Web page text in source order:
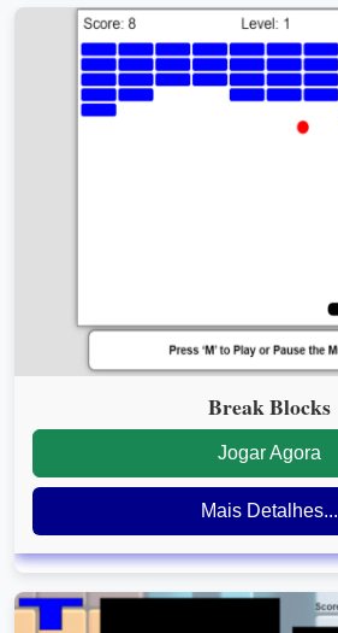
Break Blocks
Jogar Agora
Mais Detalhes...